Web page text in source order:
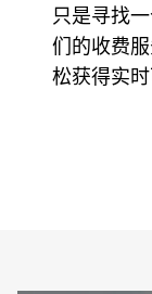
只是寻找
们的收费
松获得实时